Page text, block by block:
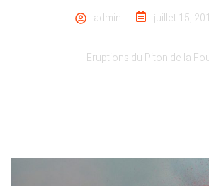
admin juillet 15,
Eruptions du Piton de la